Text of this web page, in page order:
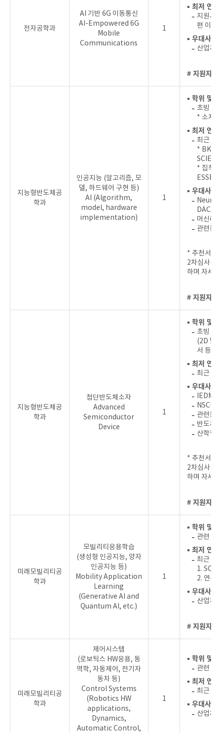
전자공학과
AI 기반 6G 이동통신
AI-Empowered 6G
Mobile
Communications
1
▪ 최저 연
지원서
편 이상
▪ 우대사항
산업체,
# 지원자
지능형반도체공
학과
인공지능 (알고리즘, 모
델, 하드웨어 구현 등)
AI (Algorithm,
model, hardware
implementation)
1
▪ 학위 및
초빙 분
* 소자,
▪ 최저 연
최근 4
*
SCIE급
* 집적
▪ 우대사항
DAC,
머신러
관련분
* 추천서 제
2차심사(학
하며 자세
# 지원자
지능형반도체공
학과
첨단반도체소자
Advanced
Semiconductor
Device
1
▪ 학위 및
초빙 분
(2D 및
서 등)
▪ 최저 연
최근 3
▪ 우대사항
IEDM,
NSC급
관련분
반도체
산학협
* 추천서 제
2차심사(학
하며 자세
# 지원자
미래모빌리티공
학과
모빌리티응용학습
(생성형 인공지능, 양자
인공지능 등)
Mobility Application
Learning
(Generative AI and
Quantum AI, etc.)
1
▪ 학위 및
관련 분
▪ 최저 연
최근 4
1.
2. 연구
▪ 우대사항
산업체,
# 지원자
미래모빌리티공
학과
제어시스템
(로보틱스 HW응용, 동
역학, 자동제어, 전기자
동차 등)
Control Systems
(Robotics HW
applications,
Dynamics,
Automatic Control,
1
▪ 학위 및
관련 분
▪ 최저 연
최근 4
▪ 우대사항
산업체,